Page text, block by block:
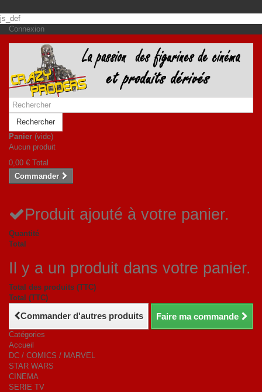
js_def
Connexion
Rechercher
Panier (vide)
Aucun produit
0,00 € Total
Commander
Produit ajouté à votre panier.
Quantité
Total
Il y a un produit dans votre panier.
Total des produits (TTC)
Total (TTC)
Commander d'autres produits Faire ma commande
Catégories
Accueil
DC / COMICS / MARVEL
STAR WARS
CINEMA
SERIE TV